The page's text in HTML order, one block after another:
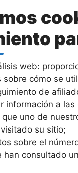
web:
sobre cómo se
de
información a
uno de
su sitio;
sobre el
han consultado